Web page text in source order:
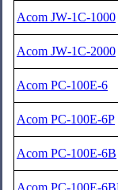
Acom JW‑1C‑1000
Acom JW‑1C‑2000
Acom PC‑100E‑6
Acom PC‑100E‑6P
Acom PC‑100E‑6B
Acom